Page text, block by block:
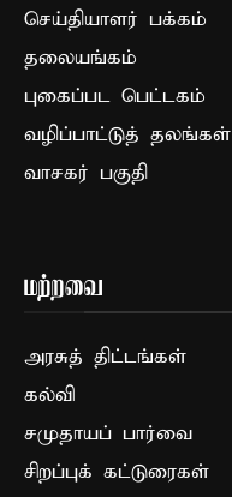
செய்தியாளர் பக்கம்
தலையங்கம்
புகைப்பட பெட்டகம்
வழிப்பாட்டுத் தலங்கள்
வாசகர் பகுதி
மற்றவை
அரசுத் திட்டங்கள்
கல்வி
சமுதாயப் பார்வை
சிறப்புக் கட்டுரைகள்